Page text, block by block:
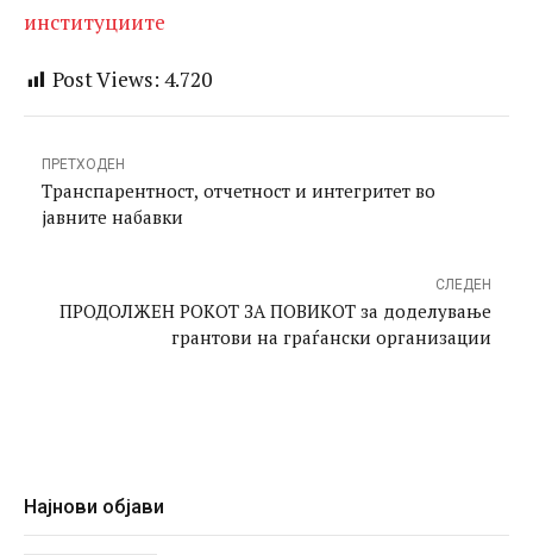
институциите
Post Views: 4.720
ПРЕТХОДЕН
Транспарентност, отчетност и интегритет во
јавните набавки
СЛЕДЕН
ПРОДОЛЖЕН РОКОТ ЗА ПОВИКОТ за доделување
грантови на граѓански организации
Најнови објави